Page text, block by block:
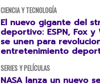
CIENCIA Y TECNOLOGÍA
El nuevo gigante del
deportivo: ESPN, Fox y
se unen para
entretenimiento
SERIES Y PELÍCULAS
NASA lanza un nuevo